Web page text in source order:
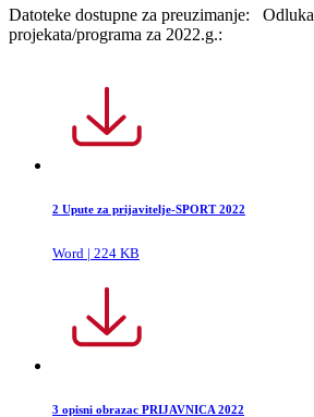
Datoteke dostupne za preuzimanje:
projekata/programa za 2022.g.:
2 Upute za prijavitelje-SPORT 2022
Word | 224 KB
3 opisni obrazac PRIJAVNICA 2022